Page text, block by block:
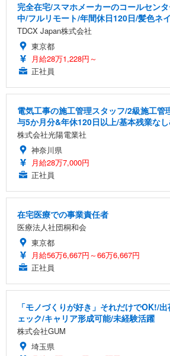
完全在宅/スマホメーカーのコールセン
中/フルリモート/年間休日120日/髪色ネ
TDCX Japan株式会社
東京都
月給28万1,228円～
正社員
電気工事の施工管理スタッフ/2級施工管
与5か月分&年休120日以上/基本残業な
株式会社光陽電業社
神奈川県
月給28万7,000円
正社員
在宅医療での事業責任者
医療法人社団桐和会
東京都
月給56万6,667円～66万6,667円
正社員
「モノづくりが好き」それだけでOK!/
ェック/キャリア形成可能/未経験活躍
株式会社GUM
埼玉県